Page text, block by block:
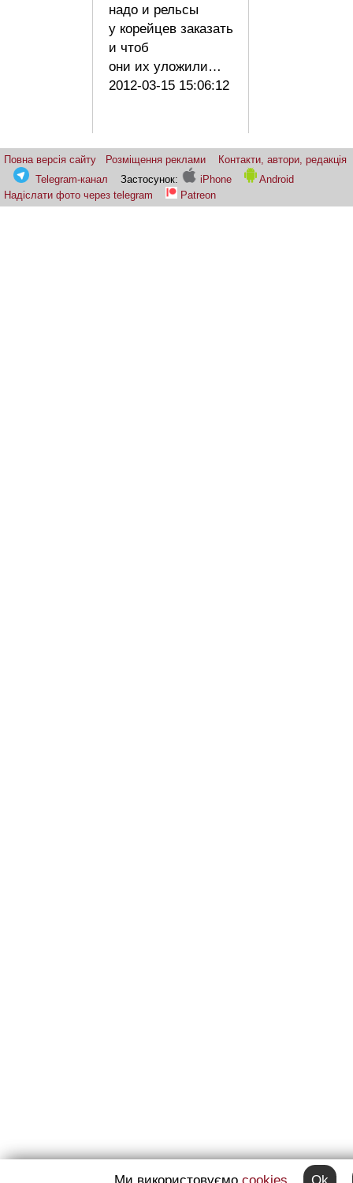
надо и рельсы
у корейцев заказать
и чтоб
они их уложили…
2012-03-15 15:06:12
Повна версія сайту Розміщення реклами
Контакти, автори, редакція
Telegram-канал
Застосунок: iPhone
Android
Надіслати фото через telegram
Patreon